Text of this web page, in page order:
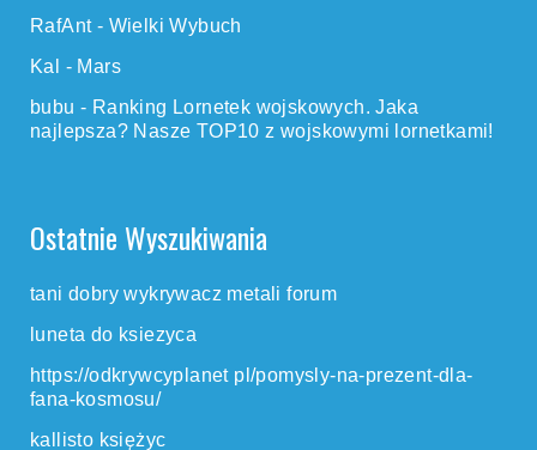
RafAnt- Wielki Wybuch
Kal
- Mars
bubu - Ranking Lornetek wojskowych. Jaka
najlepsza? Nasze TOP10 z wojskowymi lornetkami!
Ostatnie Wyszukiwania
tani dobry wykrywacz metali forum
luneta do ksiezyca
https://odkrywcyplanet pl/pomysly-na-prezent-dla-
fana-kosmosu/
kallisto księżyc